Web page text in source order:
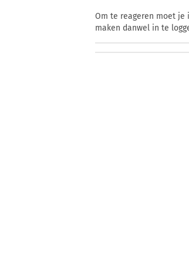
Om te reageren moet je
maken danwel in te